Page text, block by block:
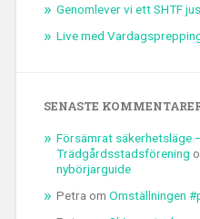
Genomlever vi ett SHTF
Live med
SENASTE
Försämrat säkerhetsläge
Trädgårdsstadsförening
nybörjarguide
Petra om Omställningen